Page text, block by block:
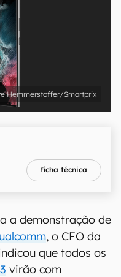
Hemmerstoffer/Smartprix
ficha técnica
a demonstração de
, o CFO da
que todos os
virão com